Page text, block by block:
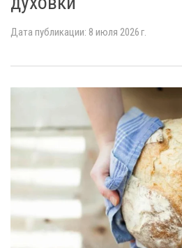
Дата публикации: 8 июля 2026 г.